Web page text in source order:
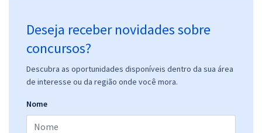
Deseja receber novidades sobre
concursos?
Descubra as oportunidades disponíveis dentro da sua área
de interesse ou da região onde você mora.
Nome